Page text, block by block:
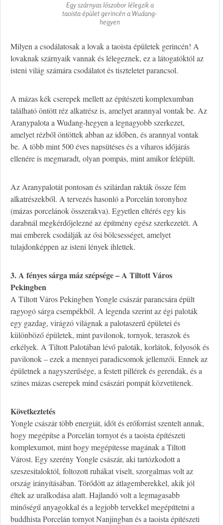
Egy szárnyas lószobor lélegzik a
taoista épület gerincén a Wudang-
hegyen
Milyen a csodálatosak a lovak a taoista épületek gerincén! A
lovaknak szárnyaik vannak és lélegeznek, ez a látogatóktól az
isteni világ számára csodálatot és tiszteletet parancsol.
A mázas kék cserepek mellett az építészeti komplexumban
található öntött réz alkatrész is, amelyet arannyal vontak be. Az
Aranypalota a Wudang-hegyen a legnagyobb szerkezet,
amelyet rézből öntöttek abban az időben, és arannyal vontak
be. A több mint 500 éves napsütéses és a viharos időjárás
ellenére is megmaradt, olyan pompás, mint amikor felépült.
Az Aranypalotát pontosan és szilárdan rakták össze fém
alkatrészekből. A tervezés hasonló a Porcelán toronyhoz
(mázas porcelánok összerakva). Egyetlen eltérés egy kis
darabnál megkérdőjelezné az építmény egész szerkezetét. A
mai emberek csodálják az ősi bölcsességet, amelyet
tulajdonképpen az isteni lények ihlettek.
3. A fényes sárga máz szépsége – A Tiltott Város
Pekingben
A Tiltott Város Pekingben Yongle császár parancsára épült
ragyogó sárga csempékből. A legenda szerint az égi paloták
egy gazdag, virágzó világnak a palotaszerű épületei és
különböző épületek, mint pavilonok, tornyok, teraszok és
erkélyek. A Tiltott Palotában lévő paloták, korlátok, folyosók és
pavilonok – ezek a mennyei paradicsomok jellemzői. Ennek az
épületnek a nagyszerűsége, a festett pillérek és gerendák, és a
színes mázas cserepek mind császári pompát közvetítenek.
Következtetés
Yongle császár több energiát, időt és erőforrást szentelt annak,
hogy megépítse a Porcelán tornyot és a taoista építészeti
komplexumot, mint hogy megépítesse magának a Tiltott
Várost. Egy szerény Yongle császár, aki tartózkodott a
szeszesitaloktól, foltozott ruhákat viselt, szorgalmas volt az
ország irányításában. Törődött az átlagemberekkel, akik jól
éltek az uralkodása alatt. Hajlandó volt a legmagasabb
minőségű anyagokkal és a legjobb tervekkel megépíttetni a
buddhista Porcelán tornyot Nanjingban és a taoista építészeti